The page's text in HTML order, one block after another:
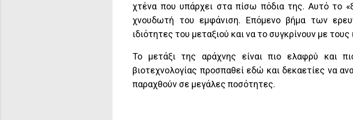
χτένα που υπάρχει στα πίσω πόδια της. Αυτό το
χνουδωτή του εμφάνιση. Επόμενο βήμα των
ιδιότητες του μεταξιού και να το συγκρίνουν με
Το μετάξι της αράχνης είναι πιο ελαφρύ και
βιοτεχνολογίας προσπαθεί εδώ και δεκαετίες να
παραχθούν σε μεγάλες ποσότητες.